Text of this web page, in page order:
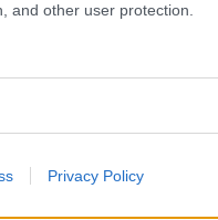
and other user protection.
Privacy Policy